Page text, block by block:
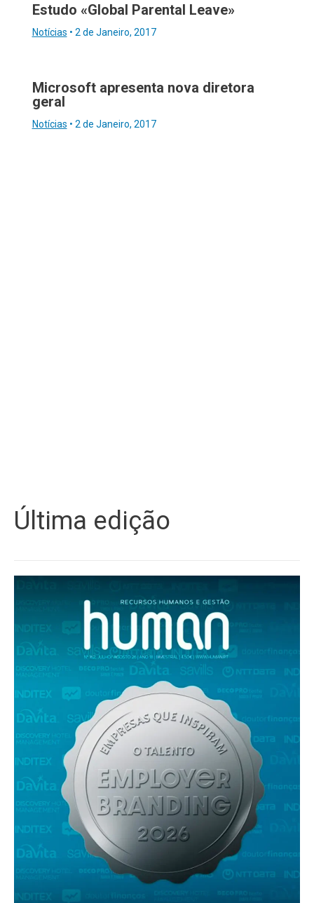
Estudo «Global Parental Leave»
Notícias • 2 de Janeiro, 2017
Microsoft apresenta nova diretora
geral
Notícias • 2 de Janeiro, 2017
Última edição